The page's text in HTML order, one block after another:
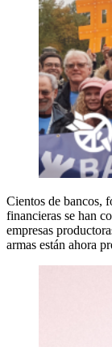
Cientos de bancos,
financieras se han
empresas
armas están ahora